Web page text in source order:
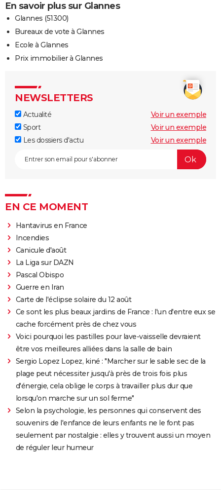
En savoir plus sur Glannes
Glannes (51300)
Bureaux de vote à Glannes
Ecole à Glannes
Prix immobilier à Glannes
NEWSLETTERS
Actualité
Voir un exemple
Sport
Voir un exemple
Les dossiers d'actu
Voir un exemple
EN CE MOMENT
Hantavirus en France
Incendies
Canicule d'août
La Liga sur DAZN
Pascal Obispo
Guerre en Iran
Carte de l'éclipse solaire du 12 août
Ce sont les plus beaux jardins de France : l'un d'entre eux se
cache forcément près de chez vous
Voici pourquoi les pastilles pour lave-vaisselle devraient
être vos meilleures alliées dans la salle de bain
Sergio Lopez Lopez, kiné : "Marcher sur le sable sec de la
plage peut nécessiter jusqu'à près de trois fois plus
d'énergie, cela oblige le corps à travailler plus dur que
lorsqu'on marche sur un sol ferme"
Selon la psychologie, les personnes qui conservent des
souvenirs de l'enfance de leurs enfants ne le font pas
seulement par nostalgie : elles y trouvent aussi un moyen
de réguler leur humeur